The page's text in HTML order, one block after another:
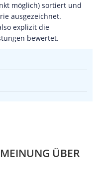
möglich) sortiert und
ausgezeichnet.
explizit die
bewertet.
ÜBER